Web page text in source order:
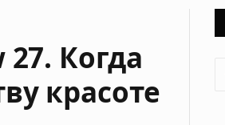
Когда
красоте